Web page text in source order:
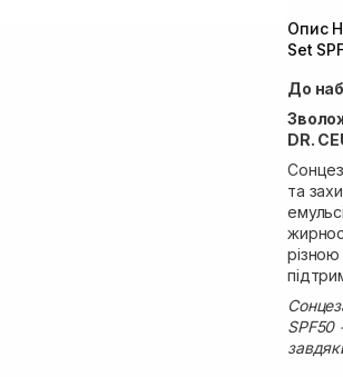
Опис
Set
До
DR.
та
SPF50